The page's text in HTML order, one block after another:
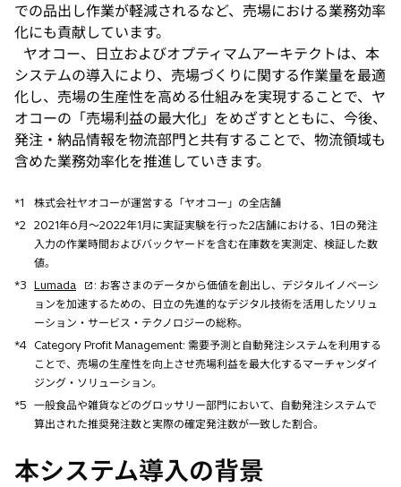
での品出し作業が軽減されるなど、売場における業務効率
化にも貢献しています。
ヤオコー、日立およびオプティマムアーキテクトは、本
システムの導入により、売場づくりに関する作業量を最適
化し、売場の生産性を高める仕組みを実現することで、ヤ
オコーの「売場利益の最大化」をめざすとともに、今後、
発注・納品情報を物流部門と共有することで、物流領域も
含めた業務効率化を推進していきます。
*1
株式会社ヤオコーが運営する「ヤオコー」の全店舗
*2
2021年6月〜2022年1月に実証実験を行った2店舗における、1日の発注
入力の作業時間およびバックヤードを含む在庫数を実測定、検証した数
値。
*3 Lumada 新
し
い
タ
ブ
で
: お客さまのデータから価値を創出し、デジタルイノベーシ
ョンを加速するための、日立の先進的なデジタル技術を活用したソリュ
ーション・サービス・テクノロジーの総称。
*4 Category Profit Management: 需要予測と自動発注システムを利用する
ことで、売場の生産性を向上させ売場利益を最大化するマーチャンダイ
ジング・ソリューション。
*5 一般食品や雑貨などのグロッサリー部門において、自動発注システムで
算出された推奨発注数と実際の確定発注数が一致した割合。
本システム導入の背景